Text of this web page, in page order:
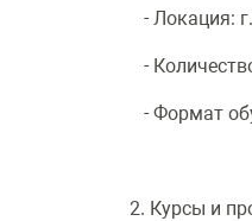
- Локация:
-
- Формат
2. Курсы и